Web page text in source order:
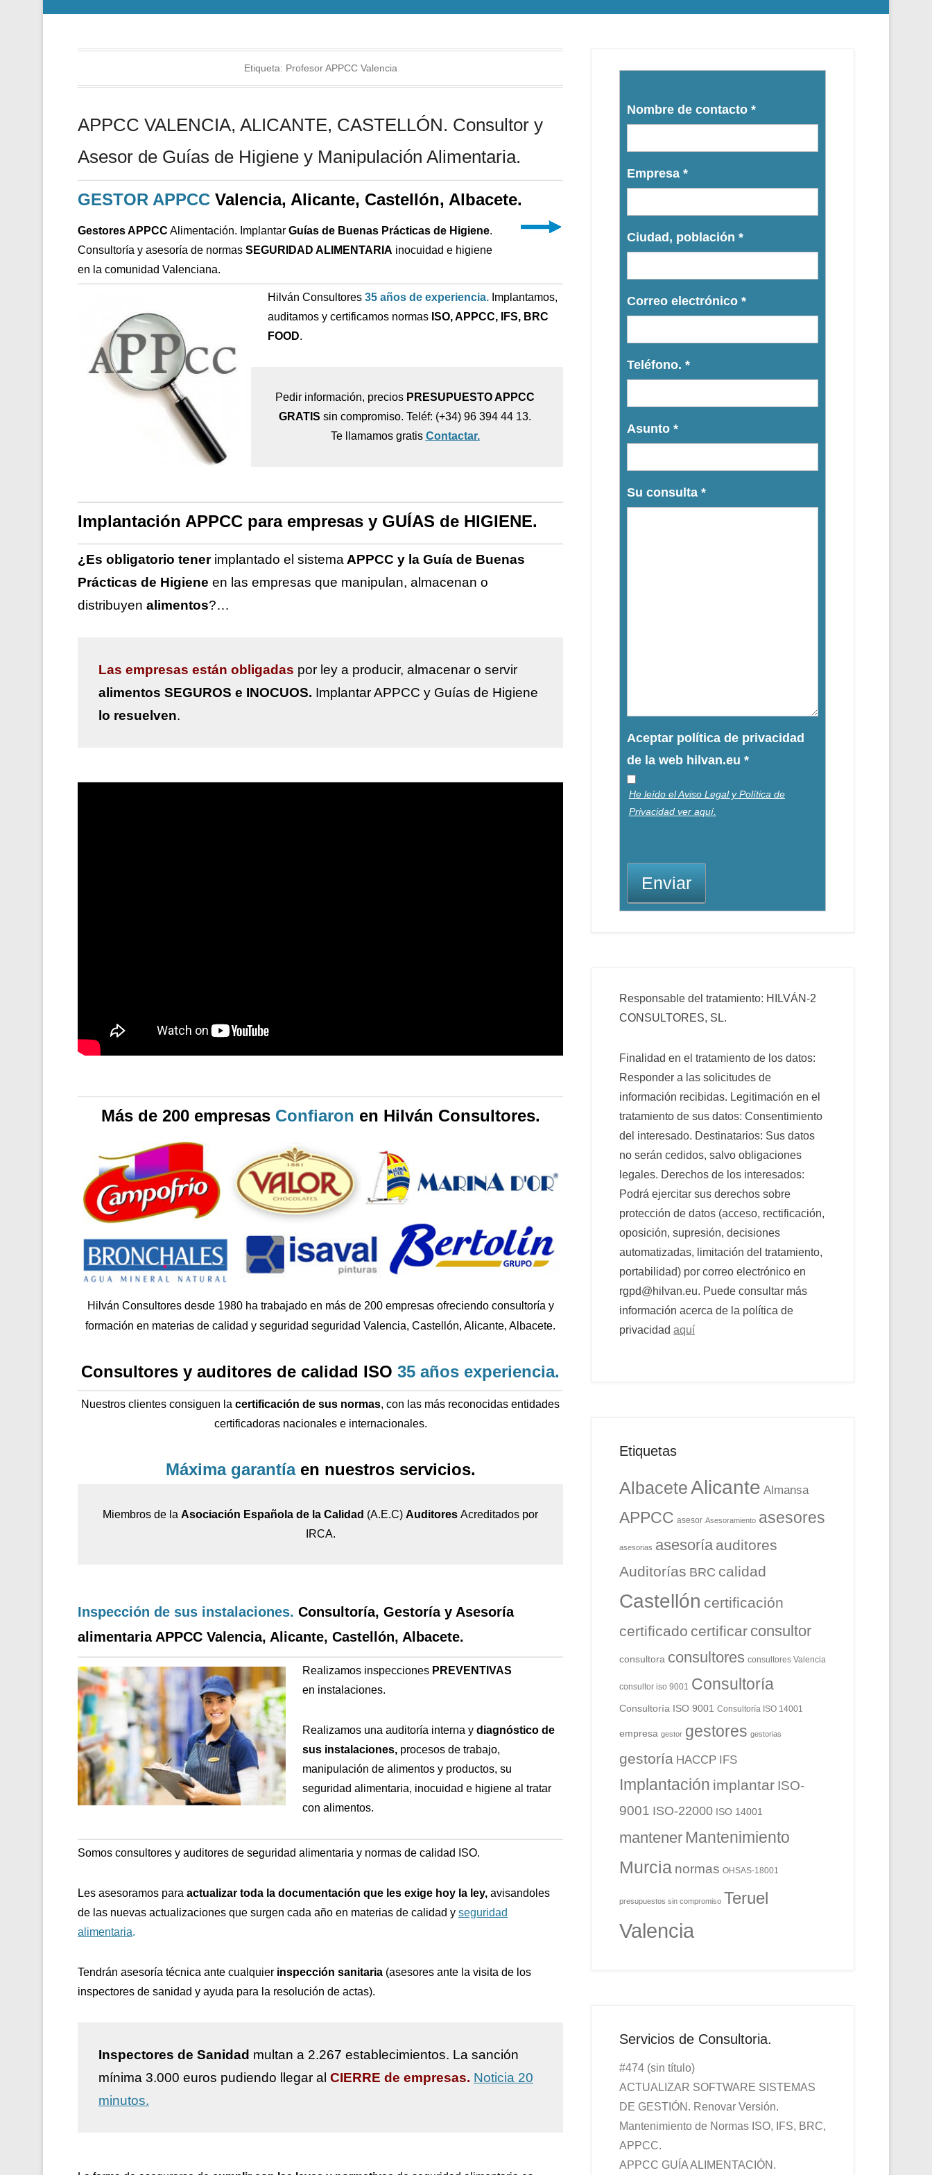
Etiqueta: Profesor APPCC Valencia
APPCC VALENCIA, ALICANTE, CASTELLÓN. Consultor y
Asesor de Guías de Higiene y Manipulación Alimentaria.
GESTOR APPCC Valencia, Alicante, Castellón, Albacete.
Gestores APPCC Alimentación. Implantar Guías de Buenas Prácticas de Higiene.
Consultoría y asesoría de normas SEGURIDAD ALIMENTARIA inocuidad e higiene
en la comunidad Valenciana.
Hilván Consultores 35 años de experiencia. Implantamos,
auditamos y certificamos normas ISO, APPCC, IFS, BRC
FOOD.
Pedir información, precios PRESUPUESTO APPCC
GRATIS sin compromiso. Teléf: (+34) 96 394 44 13.
Te llamamos gratis Contactar.
Implantación APPCC para empresas y GUÍAS de HIGIENE.
¿Es obligatorio tener implantado el sistema APPCC y la Guía de Buenas
Prácticas de Higiene en las empresas que manipulan, almacenan o
distribuyen alimentos?…
Las empresas están obligadas por ley a producir, almacenar o servir
alimentos SEGUROS e INOCUOS. ImplantarAPPCC y Guías de Higiene
lo resuelven.
Más de 200 empresas Confiaron en Hilván Consultores.
Hilván Consultores desde 1980 ha trabajado en más de 200 empresas ofreciendo consultoría y
formación en materias de calidad y seguridad seguridad Valencia, Castellón, Alicante, Albacete.
Consultores y auditores de calidad ISO 35 años experiencia.
Nuestros clientes consiguen la certificación de sus normas, con las más reconocidas entidades
certificadoras nacionales e internacionales.
Máxima garantíaen nuestros servicios.
Miembros de la Asociación Española de la Calidad (A.E.C) Auditores Acreditados por
IRCA.
Inspección de sus instalaciones. Consultoría, Gestoría y Asesoría
alimentaria APPCC Valencia, Alicante, Castellón, Albacete.
Realizamos inspecciones PREVENTIVAS
en instalaciones.
Realizamos una auditoría interna y diagnóstico de
sus instalaciones, procesos de trabajo,
manipulación de alimentos y productos, su
seguridad alimentaria, inocuidad e higiene al tratar
con alimentos.
Somos consultores y auditores de seguridad alimentaria y normas de calidad ISO.
Les asesoramos para actualizar toda la documentación que les exige hoy la ley, avisandoles
de las nuevas actualizaciones que surgen cada año en materias de calidad y seguridad
alimentaria.
Tendrán asesoría técnica ante cualquier inspección sanitaria (asesores ante la visita de los
inspectores de sanidad y ayuda para la resolución de actas).
Inspectores de Sanidad multan a 2.267 establecimientos. La sanción
mínima 3.000 euros pudiendo llegar al CIERRE de empresas. Noticia 20
minutos.
Nombre de contacto *
Empresa *
Ciudad, población *
Correo electrónico *
Teléfono. *
Asunto *
Su consulta *
Aceptar política de privacidad
de la web hilvan.eu *
He leído el Aviso Legal y Política de
Privacidad ver aquí.
Enviar
Responsable del tratamiento: HILVÁN-2
CONSULTORES, SL.
Finalidad en el tratamiento de los datos:
Responder a las solicitudes de
información recibidas. Legitimación en el
tratamiento de sus datos: Consentimiento
del interesado. Destinatarios: Sus datos
no serán cedidos, salvo obligaciones
legales. Derechos de los interesados:
Podrá ejercitar sus derechos sobre
protección de datos (acceso, rectificación,
oposición, supresión, decisiones
automatizadas, limitación del tratamiento,
portabilidad) por correo electrónico en
rgpd@hilvan.eu. Puede consultar más
información acerca de la política de
privacidad aquí
Etiquetas
AlbaceteAlicante Almansa
APPCC asesor Asesoramiento asesores
asesorias asesoría auditores
Auditorías BRC calidad
Castellón certificación
certificado certificar consultor
consultora consultores consultores Valencia
consultor iso 9001 Consultoría
Consultoría ISO 9001 Consultoría ISO 14001
empresa gestor gestores gestorias
gestoría HACCP IFS
Implantación implantar ISO-
9001 ISO-22000 ISO 14001
mantener Mantenimiento
Murcia normas OHSAS-18001
presupuestos sin compromiso Teruel
Valencia
Servicios de Consultoria.
#474 (sin título)
ACTUALIZAR SOFTWARE SISTEMAS
DE GESTIÓN. Renovar Versión.
Mantenimiento de Normas ISO, IFS, BRC,
APPCC.
APPCC GUÍA ALIMENTACIÓN.